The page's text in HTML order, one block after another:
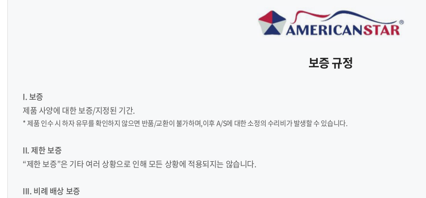
보증 규정
I. 보증
제품 사양에 대한 보증/지정된 기간.
* 제품 인수 시 하자 유무를 확인하지 않으면 반품/교환이 불가하며,이후 A/S에 대한 소정의 수리비가 발생할 수 있습니다.
II. 제한 보증
“제한 보증”은 기타 여러 상황으로 인해 모든 상황에 적용되지는 않습니다.
III. 비례 배상 보증